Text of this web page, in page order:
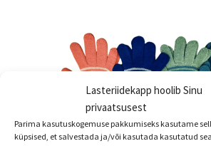
Lasteriidekapp hoolib Sinu
privaatsusest
Parima kasutuskogemuse pakkumiseks kasutame
küpsised, et salvestada ja/või kasutada kasutatud